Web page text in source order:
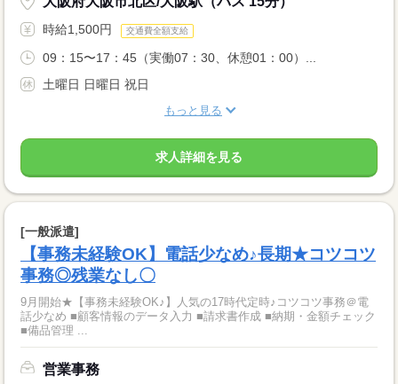
時給1,500円 交通費全額支給
09：15〜17：45（実働07：30、休憩01：00）...
土曜日 日曜日 祝日
もっと見る
求人詳細を見る
[一般派遣]
【事務未経験OK】電話少なめ♪長期★コツコツ
事務◎残業なし〇
9月開始★【事務未経験OK♪】人気の17時代定時♪コツコツ事務＠電
話少なめ ■顧客情報のデータ入力 ■請求書作成 ■納期・金額チェック
■備品管理 ...
営業事務